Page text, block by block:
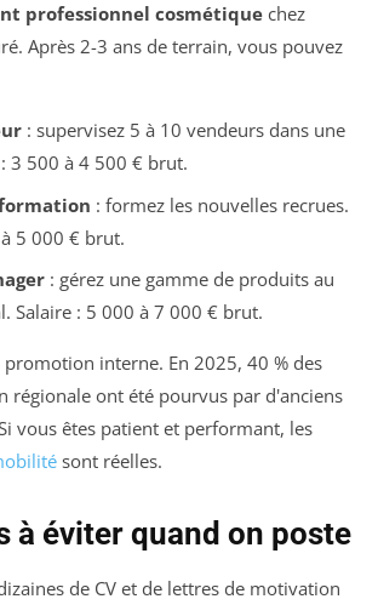
professionnel cosmétique chez
Après 2-3 ans de terrain, vous pouvez
: supervisez 5 à 10 vendeurs dans une
3 500 à 4 500 € brut.
: formez les nouvelles recrues.
5 000 € brut.
: gérez une gamme de produits au
Salaire : 5 000 à 7 000 € brut.
interne. En 2025, 40 % des
régionale ont été pourvus par d'anciens
vous êtes patient et performant, les
sont réelles.
à éviter quand on poste
de CV et de lettres de motivation